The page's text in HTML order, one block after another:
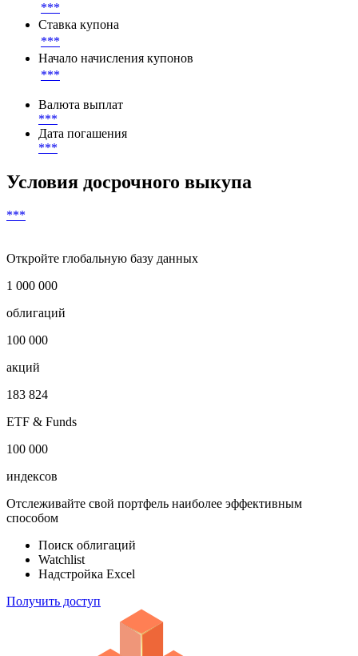
Параметры денежного потока
Базовая ставка
***
Ставка купона
Начало начисления купонов
***
Дата погашения
Откройте глобальную базу данных
1 000 000
облигаций
100 000
акций
183 824
ETF & Funds
100 000
Отслеживайте свой портфель наиболее эффективным
способом
Поиск облигаций
Надстройка Excel